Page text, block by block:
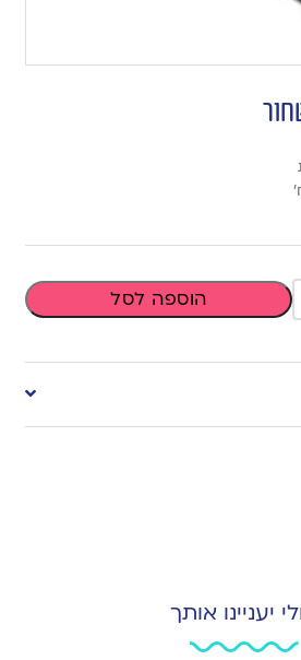
הוספה לסל
יעניינו אותך